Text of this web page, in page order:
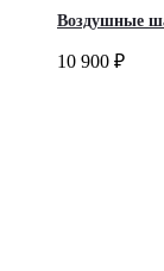
Воздушные
10 900 ₽